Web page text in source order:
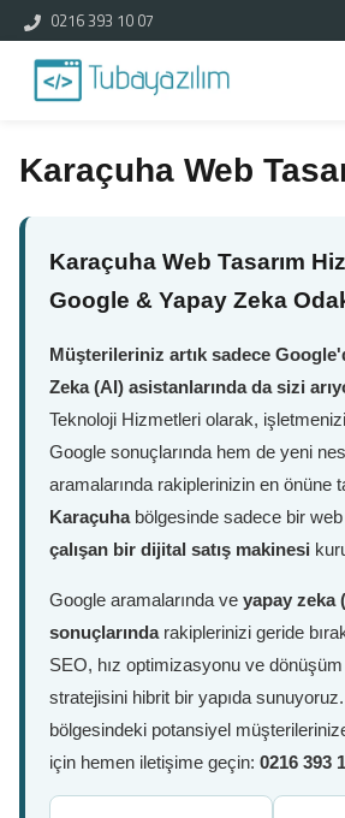
0216 393 10 07
Karaçuha Web
Karaçuha Web Tasarım
Google & Yapay Zeka
Müşterileriniz artık sadece
Zeka (AI) asistanlarında da sizi
Teknoloji Hizmetleri olarak,
Google sonuçlarında hem de yeni
aramalarında rakiplerinizin en önüne
Karaçuhabölgesinde sadece bir
çalışan bir dijital satış makinesi
Google aramalarında ve yapay zeka
sonuçlarındarakiplerinizi geride
SEO, hız optimizasyonu ve dönüşüm
stratejisini hibrit bir yapıda
bölgesindeki potansiyel
için hemen iletişime geçin: 0216 393